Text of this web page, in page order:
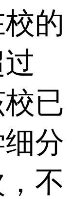
的
已
分
不